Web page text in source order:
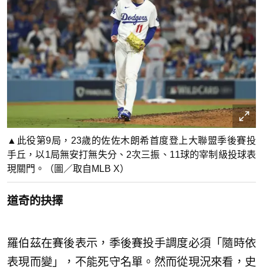
▲此役第9局，23歲的佐佐木朗希首度登上大聯盟季後賽投
手丘，以1局無安打無失分、2次三振、11球的宰制級投球表
現關門。（圖／取自MLB X）
道奇的抉擇
羅伯茲在賽後表示，季後賽投手調度必須「隨時依
表現而變」，不能死守名單。然而從現況來看，史